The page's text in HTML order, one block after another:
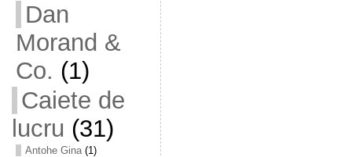
Dan
Morand &
Co. (1)
Caiete de
lucru (31)
Antohe Gina(1)